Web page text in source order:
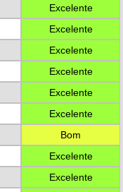
Excelente
Excelente
Excelente
Excelente
Excelente
Excelente
Bom
Excelente
Excelente